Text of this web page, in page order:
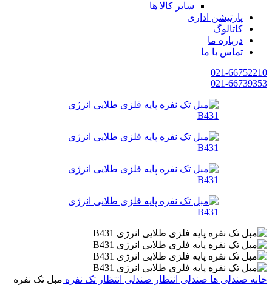
سایر کالا ها
پارتیشن اداری
کاتالوگ
درباره ما
تماس با ما
021-66752210
021-66739353
خانه صندلی ها صندلی انتظار صندلی انتظار تک نفره مبل تک نفره